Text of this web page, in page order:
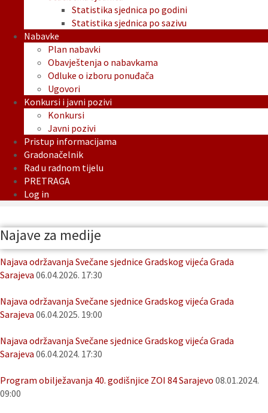
Statistika sjednica po godini
Statistika sjednica po sazivu
Nabavke
Plan nabavki
Obavještenja o nabavkama
Odluke o izboru ponuđača
Ugovori
Konkursi i javni pozivi
Konkursi
Javni pozivi
Pristup informacijama
Gradonačelnik
Rad u radnom tijelu
PRETRAGA
Log in
Najave za medije
Najava održavanja Svečane sjednice Gradskog vijeća Grada
Sarajeva 06.04.2026. 17:30
Najava održavanja Svečane sjednice Gradskog vijeća Grada
Sarajeva 06.04.2025. 19:00
Najava održavanja Svečane sjednice Gradskog vijeća Grada
Sarajeva 06.04.2024. 17:30
Program obilježavanja 40. godišnjice ZOI 84 Sarajevo 08.01.2024.
09:00